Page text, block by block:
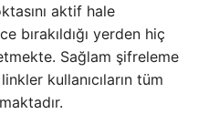
aktif hale
bırakıldığı yerden hiç
Sağlam şifreleme
kullanıcıların tüm